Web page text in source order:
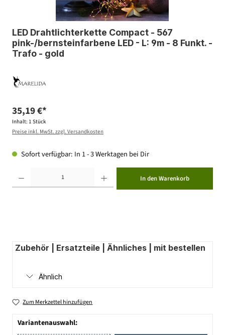
LED Drahtlichterkette Compact - 567
pink-/bernsteinfarbene LED - L: 9m - 8 Funkt. -
Trafo - gold
35,19 €*
Inhalt: 1 Stück
Preise inkl. MwSt. zzgl. Versandkosten
Sofort verfügbar: In 1 - 3 Werktagen bei Dir
In den Warenkorb
Zubehör | Ersatzteile | Ähnliches | mit bestellen
Ähnlich
Zum Merkzettel hinzufügen
Variantenauswahl: